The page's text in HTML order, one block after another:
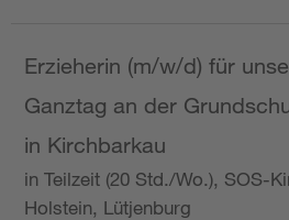
Erzieherin (m/w/d) für
Ganztag an der
in Kirchbarkau
in Teilzeit (20 Std./Wo.), SOS-
Holstein, Lütjenburg